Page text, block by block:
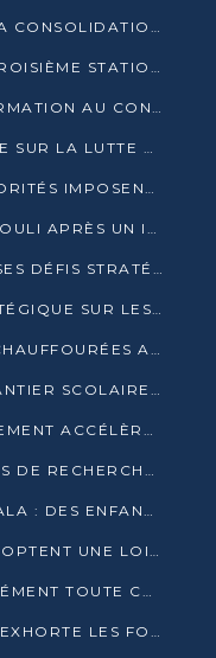
SANTÉ : LE CONGO ACCÉLÈRE LA CONSOLIDATION DE L’OFFRE DE SOINS
LA LCDE MET EN SERVICE UNE TROISIÈME STATION D’EAU POTABLE À MFILOU
FOOTBALL : L’OL CONFIE SA FORMATION AU CONGOLAIS CHRISTIAN BASSILA
PRÉSIDENTIELLE 2026 : L’UE MISE SUR LA LUTTE CONTRE LA DÉSINFORMATION
PRIX DU GAZ BUTANE : LES AUTORITÉS IMPOSENT LE RESPECT DES PRIX RÉGLEMENTÉS
POOL : LA VIE REPREND À MINDOULI APRÈS UN INCIDENT ARMÉ SUR LA RN1
LE PORT AUTONOME PRÉPARE SES DÉFIS STRATÉGIQUES DE 2026
L’ARPCE LANCE LE DÉBAT STRATÉGIQUE SUR LES DONNÉES, L’IA ET LA FINANCE NUMÉRIQUE AU CONGO
POOL : TENSIONS APRÈS DES ÉCHAUFFOURÉES ARMÉES ENTRE DGSP ET EX-MILICIENS NINJA
ANGOLA-LIBRE : QUAND UN CHANTIER SCOLAIRE DEVIENT LE MIROIR D’UN CONGO EN MOUVEMENT
PROJET MOSALA : LE GOUVERNEMENT ACCÉLÈRE L’INSERTION DES JEUNES EN 2026
FORCA ECOSYSTEM, QUATRE ANS DE RECHERCHE DE TERRAIN AVANT UN LANCEMENT OFFICIEL EN 2026
TRAFIC HUMAIN DANS LA LIKOUALA : DES ENFANTS AUTOCHTONES RÉDUITS AU TRAVAIL FORCÉ
BUDGET 2026 : LES DÉPUTÉS ADOPTENT UNE LOI DES FINANCES DE PLUS DE 2500 MILLIARDS FCFA
ARNAQUE EN LIGNE : LA LCDE DÉMENT TOUTE CAMPAGNE DE RECRUTEMENT
VŒUX 2026 : SASSOU-NGUESSO EXHORTE LES FORCES VIVES À RENFORCER L’UNITÉ